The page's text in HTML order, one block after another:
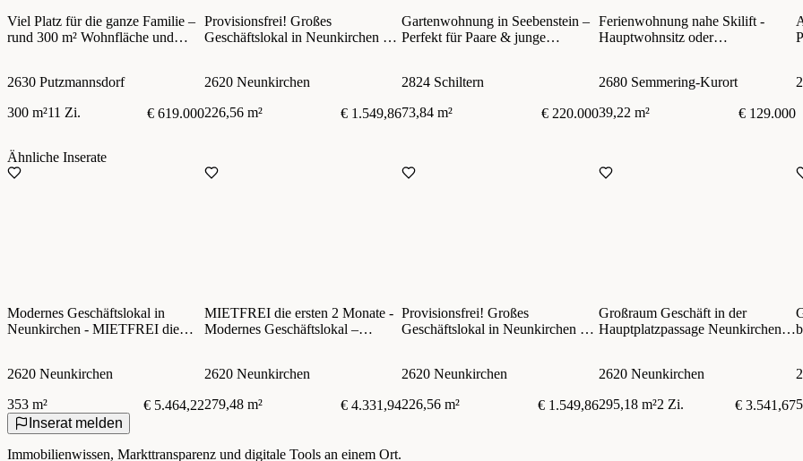
Viel Platz für die ganze Familie –
rund 300 m² Wohnfläche und
2630 Putzmannsdorf
300 m²11 Zi. € 619.000
Provisionsfrei! Großes
Geschäftslokal in Neunkirchen zu
2620 Neunkirchen
226,56 m²
€ 1.549,86
Gartenwohnung in Seebenstein –
Perfekt für Paare & junge
2824 Schiltern
73,84 m²
€ 220.000
Ferienwohnung nahe Skilift -
Hauptwohnsitz oder
2680 Semmering-Kurort
39,22 m²
€ 129.000
Ähnliche Inserate
Modernes Geschäftslokal in
Neunkirchen - MIETFREI die
Präsentationsflächen - barrierefrei
2620 Neunkirchen
353 m²
€ 5.464,22
MIETFREI die ersten 2 Monate -
Modernes Geschäftslokal –
Neunkirchen
2620 Neunkirchen
279,48 m²
€ 4.331,94
Provisionsfrei! Großes
Geschäftslokal in Neunkirchen zu
2620 Neunkirchen
226,56 m²
€ 1.549,86
Großraum Geschäft in der
Hauptplatzpassage Neunkirchen
2620 Neunkirchen
295,18 m²2 Zi. € 3.541,67
Inserat melden
Immobilienwissen, Markttransparenz und digitale Tools an einem Ort.